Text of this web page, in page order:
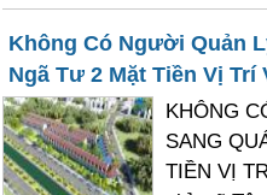
Không Có Người Quản
Ngã Tư 2 Mặt Tiền Vị Trí
KHÔNG
SANG
TIỀN VỊ